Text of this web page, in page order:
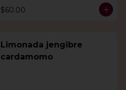
$60.00
Limonada jengibre
cardamomo